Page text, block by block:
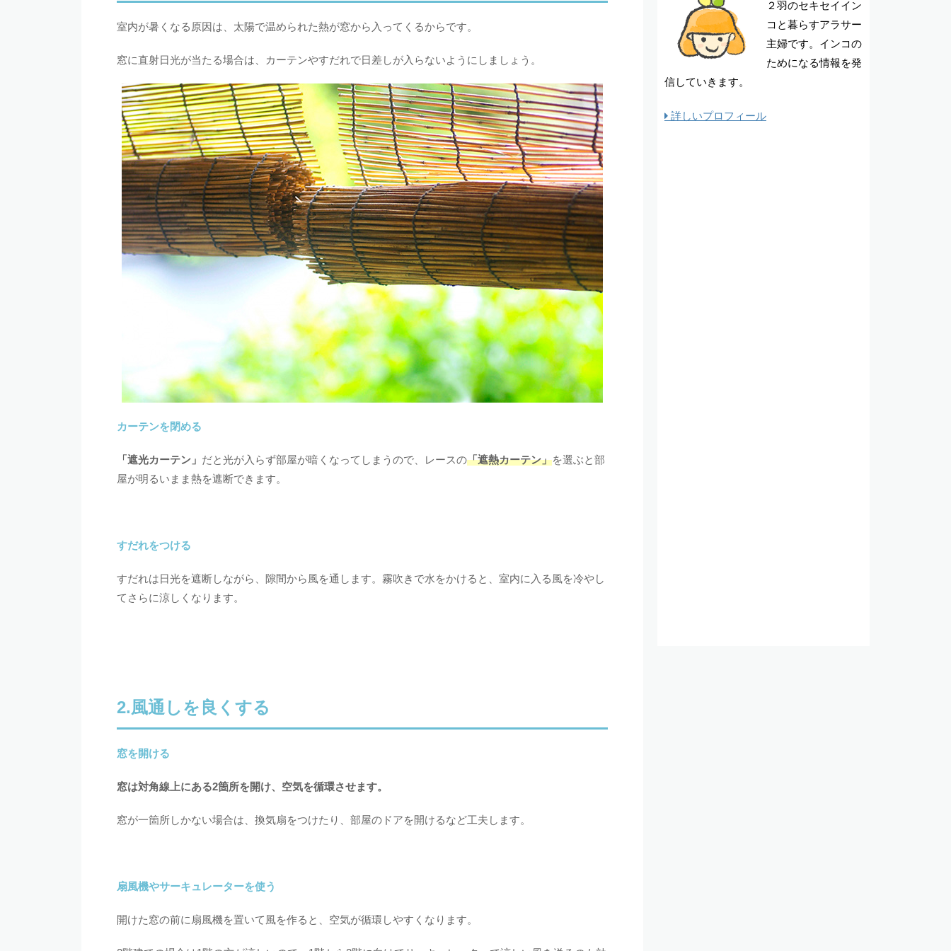
室内が暑くなる原因は、太陽で温められた熱が窓から入ってくるからです。
窓に直射日光が当たる場合は、カーテンやすだれで日差しが入らないようにしましょう。
カーテンを閉める
「遮光カーテン」 だと光が入らず部屋が暗くなってしまうので、レースの「遮熱カーテン」を選ぶと部
屋が明るいまま熱を遮断できます。
すだれをつける
すだれは日光を遮断しながら、隙間から風を通します。霧吹きで水をかけると、室内に入る風を冷やし
てさらに涼しくなります。
2.風通しを良くする
窓を開ける
窓は対角線上にある2箇所を開け、空気を循環させます。
窓が一箇所しかない場合は、換気扇をつけたり、部屋のドアを開けるなど工夫します。
扇風機やサーキュレーターを使う
開けた窓の前に扇風機を置いて風を作ると、空気が循環しやすくなります。
２羽のセキセイイン
コと暮らすアラサー
主婦です。インコの
ためになる情報を発
信していきます。
詳しいプロフィール